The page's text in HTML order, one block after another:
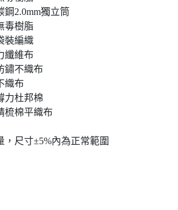
2.0mm獨立筒
毒樹脂
裝編織
纖維布
鏽不織布
織布
力杜邦棉
梳棉平織布
尺寸±5%內為正常範圍